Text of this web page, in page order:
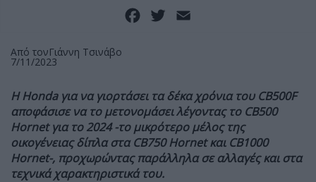
Facebook
Twitter
Από τονΓιάννη Τσινάβο
7/11/2023
H Honda για να γιορτάσει τα δέκα χρόνια του CB500F
αποφάσισε να το μετονομάσει λέγοντας το CB500
Hornet για το 2024 -το μικρότερο μέλος της
οικογένειας δίπλα στα CB750 Hornet και CB1000
Hornet-, προχωρώντας παράλληλα σε αλλαγές και στα
τεχνικά χαρακτηριστικά του.